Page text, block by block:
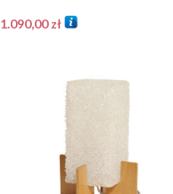
1.090,00zł